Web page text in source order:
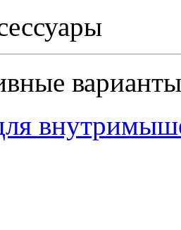
варианты